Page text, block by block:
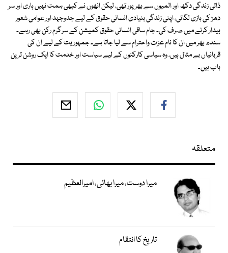
ذاتی زندگی دکھ اور المیوں سے بھرپور تھی، لیکن انھوں نے کبھی ہمت نہیں ہاری اور سر
دھڑ کی بازی لگائی، اپنی زندگی بنیادی انسانی حقوق کے لیے جدوجہد اور عوامی شعور
بیدار کرنے میں صرف کی۔ جام ساقی انسانی حقوق کمیشن کے سرگرم رکن بھی رہے۔
سندھ بھر میں ان کا نام عزت واحترام سے لیا جاتا ہے۔ جمہوریت کے لیے ان کی
قربانیاں بے مثال ہیں، وہ سیاسی کارکنوں کے لیے سیاست اور خدمت کا ایک روشن ترین
باب ہیں۔
متعلقہ
میرا دوست، میرا بھائی، امیرالعظیم
تاریخ کا انتقام